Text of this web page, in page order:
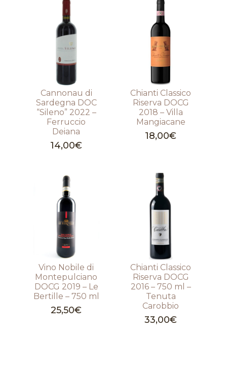
Cannonau di
Sardegna DOC
“Sileno” 2022 –
Ferruccio
Deiana
14,00€
Chianti Classico
Riserva DOCG
2018 – Villa
Mangiacane
18,00€
Vino Nobile di
Montepulciano
DOCG 2019 – Le
Bertille – 750 ml
25,50€
Chianti Classico
Riserva DOCG
2016 – 750 ml –
Tenuta
Carobbio
33,00€